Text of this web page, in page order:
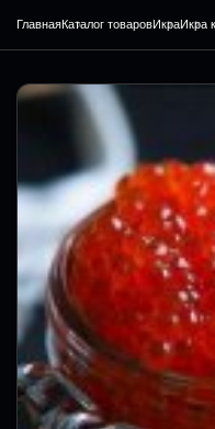
ГлавнаяКаталог товаровИкраИкра